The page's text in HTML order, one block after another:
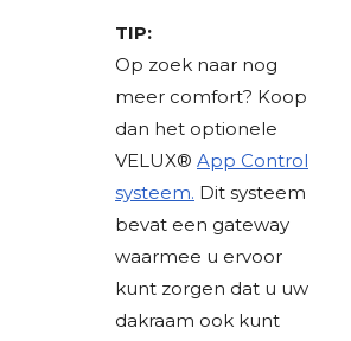
TIP:
Op zoek naar nog
meer comfort? Koop
dan het optionele
VELUX® App Control
systeem. Dit systeem
bevat een gateway
waarmee u ervoor
kunt zorgen dat u uw
dakraam ook kunt